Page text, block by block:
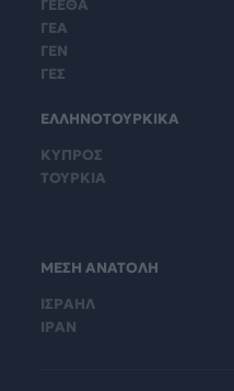
ΓΕΕΘΑ
ΓΕΑ
ΓΕΝ
ΓΕΣ
ΕΛΛΗΝΟΤΟΥΡΚΙΚΑ
ΚΥΠΡΟΣ
ΤΟΥΡΚΙΑ
ΜΕΣΗ ΑΝΑΤΟΛΗ
ΙΣΡΑΗΛ
ΙΡΑΝ